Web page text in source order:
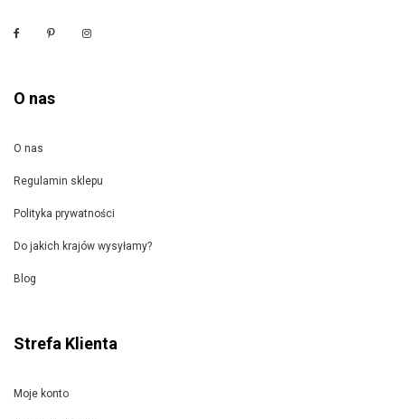
O nas
O nas
Regulamin sklepu
Polityka prywatności
Do jakich krajów wysyłamy?
Blog
Strefa Klienta
Moje konto